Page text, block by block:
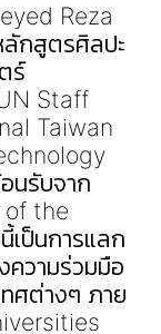
Reza
ลักสูตรศิลปะ
ร์
Staff
Taiwan
นรับจาก
of the
เป็นการแลก
ความร่วมมือ
ทศต่างๆ ภาย